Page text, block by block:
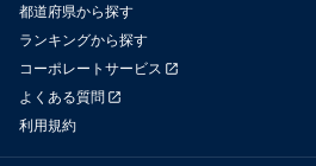
都道府県から探す
ランキングから探す
コーポレートサービス
よくある質問
利用規約